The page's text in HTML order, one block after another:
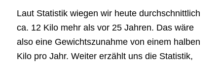
Laut Statistik wiegen wir heute durchschnittlich
ca. 12 Kilo mehr als vor 25 Jahren. Das wäre
also eine Gewichtszunahme von einem halben
Kilo pro Jahr. Weiter erzählt uns die Statistik,